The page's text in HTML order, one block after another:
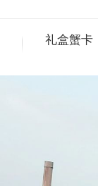
礼盒蟹卡